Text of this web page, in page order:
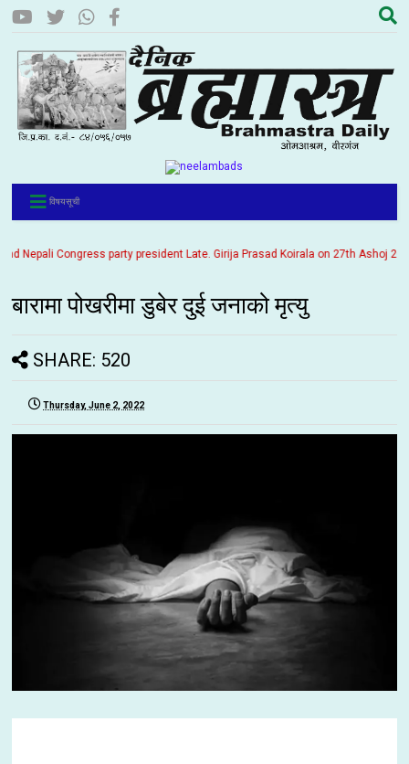
विषयसूची
Congress party president Late. Girija Prasad Koirala on 27th Ashoj
बारामा पोखरीमा डुबेर दुई जनाको मृत्यु
SHARE: 520
Thursday, June 2, 2022